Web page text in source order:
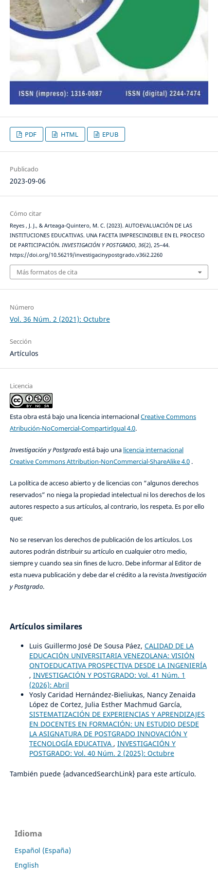
PDF HTML EPUB
Publicado
2023-09-06
Cómo citar
Reyes , J. J., & Arteaga-Quintero, M. C. (2023). AUTOEVALUACIÓN DE LAS
INSTITUCIONES EDUCATIVAS. UNA FACETA IMPRESCINDIBLE EN EL PROCESO
DE PARTICIPACIÓN. INVESTIGACIÓN Y POSTGRADO, 36(2), 25–44.
https://doi.org/10.56219/investigacinypostgrado.v36i2.2260
Más formatos de cita
Número
Vol. 36 Núm. 2 (2021): Octubre
Sección
Artículos
Licencia
Esta obra está bajo una licencia internacionalCreative Commons
Atribución-NoComercial-CompartirIgual 4.0.
Investigación y Postgradoestá bajo una licencia internacional
Creative Commons Attribution-NonCommercial-ShareAlike 4.0.
La política de acceso abierto y de licencias con “algunos derechos
reservados” no niega la propiedad intelectual ni los derechos de los
autores respecto a sus artículos, al contrario, los respeta. Es por ello
que:
No se reservan los derechos de publicación de los artículos. Los
autores podrán distribuir su artículo en cualquier otro medio,
siempre y cuando sea sin fines de lucro. Debe informar al Editor de
esta nueva publicación y debe dar el crédito a la revista Investigación
y Postgrado.
Artículos similares
Luis Guillermo José De Sousa Páez, CALIDAD DE LA
EDUCACIÓN UNIVERSITARIA VENEZOLANA: VISIÓN
ONTOEDUCATIVA PROSPECTIVA DESDE LA INGENIERÍA
, INVESTIGACIÓN Y POSTGRADO: Vol. 41 Núm. 1
(2026): Abril
Yosly Caridad Hernández-Bieliukas, Nancy Zenaida
López de Cortez, Julia Esther Machmud García,
SISTEMATIZACIÓN DE EXPERIENCIAS Y APRENDIZAJES
EN DOCENTES EN FORMACIÓN: UN ESTUDIO DESDE
LA ASIGNATURA DE POSTGRADO INNOVACIÓN Y
TECNOLOGÍA EDUCATIVA , INVESTIGACIÓN Y
POSTGRADO: Vol. 40 Núm. 2 (2025): Octubre
También puede {advancedSearchLink} para este artículo.
Idioma
Español (España)
English